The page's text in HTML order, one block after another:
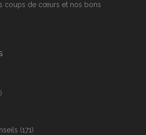
coups de cœurs et nos bons
(171)